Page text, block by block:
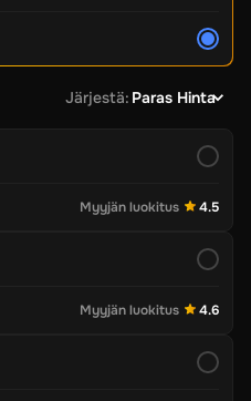
Järjestä: Paras Hinta
Myyjän luokitus 4.5
Myyjän luokitus 4.6